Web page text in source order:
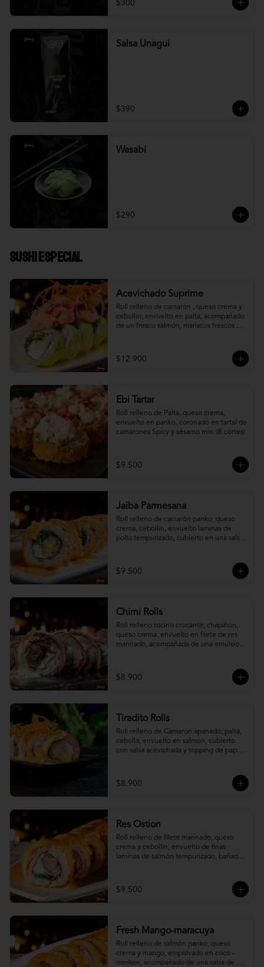
$300
Salsa Unagui
$390
Wasabi
$290
Sushi Especial
Acevichado Suprime
Roll relleno de camarón , queso crema y
cebollín, envuelto en palta, acompañado
de un fresco salmón, mariscos frescos en
$12.900
Ebi Tartar
Roll relleno de Palta, queso crema,
envuelto en panko, coronado en tartal de
camarones Spicy y sésamo mix. (8 cortes)
$9.500
Jaiba Parmesana
Roll relleno de camarón panko, queso
crema, cebollín, envuelto laminas de
pollo tempurizado, cubierto en una salsa
$9.500
Chimi Rolls
Roll relleno tocino crocante, chapiñon,
queso crema, envuelto en filete de res
marinado, acompañada de una emulsion
$8.900
Tiradito Rolls
Roll relleno de Camaron apanado, palta,
cebolla, envuelto en salmon, cubierto
con salsa acevichada y topping de papa
$8.900
Res Ostion
Roll relleno de filete marinado, queso
crema y cebollín, envuelto de finas
laminas de salmón tempurizado, bañada
$9.500
Fresh Mango-maracuya
Roll relleno de salmón panko, queso
crema y mango, empolvado en coco -
merken, acompañado de una salsa de